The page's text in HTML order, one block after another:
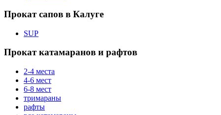
Прокат сапов в Калуге
SUP
Прокат катамаранов и рафтов
2-4 места
4-6 мест
6-8 мест
тримараны
рафты